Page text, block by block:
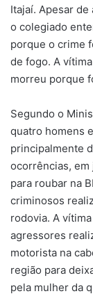
Itajaí. Apesar
o colegiado
porque o crime
de fogo. A
morreu porque
Segundo o
quatro homens
principalmente
ocorrências, em
para roubar na
criminosos
rodovia. A
agressores
motorista na
região para
pela mulher da